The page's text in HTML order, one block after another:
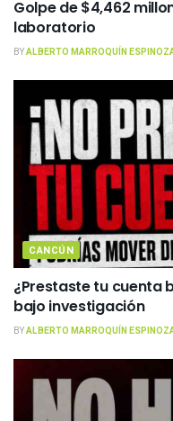
Golpe de $4,462
laboratorio
BYALBERTO MARROQUÍN
CANCÚN
¿Prestaste tu cuenta
bajo investigación
BYALBERTO MARROQUÍN